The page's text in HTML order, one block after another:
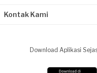
Kontak Kami
Download Aplikasi